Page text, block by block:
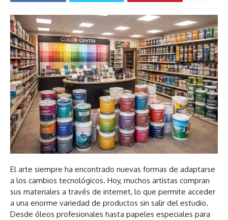
El arte siempre ha encontrado nuevas formas de adaptarse
a los cambios tecnológicos. Hoy, muchos artistas compran
sus materiales a través de internet, lo que permite acceder
a una enorme variedad de productos sin salir del estudio.
Desde óleos profesionales hasta papeles especiales para